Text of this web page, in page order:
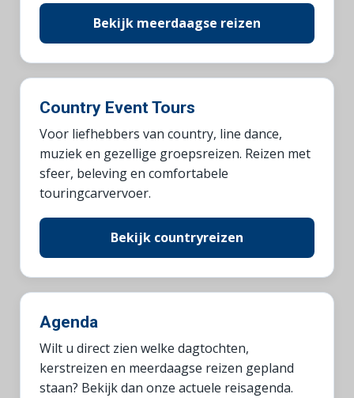
Bekijk meerdaagse reizen
Country Event Tours
Voor liefhebbers van country, line dance,
muziek en gezellige groepsreizen. Reizen met
sfeer, beleving en comfortabele
touringcarvervoer.
Bekijk countryreizen
Agenda
Wilt u direct zien welke dagtochten,
kerstreizen en meerdaagse reizen gepland
staan? Bekijk dan onze actuele reisagenda.